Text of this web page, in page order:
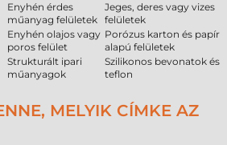
Enyhén érdes
műanyag felületek
Jeges, deres vagy vizes
felületek
Enyhén olajos vagy
poros felület
Porózus karton és papír
alapú felületek
Strukturált ipari
műanyagok
Szilikonos bevonatok és
teflon
MELYIK CÍMKE AZ